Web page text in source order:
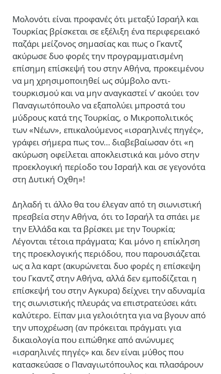
Μολονότι είναι προφανές ότι μεταξύ Ισραήλ και
Τουρκίας βρίσκεται σε εξέλιξη ένα περιφερειακό
παζάρι μείζονος σημασίας και πως ο Γκαντζ
ακύρωσε δυο φορές την προγραμματισμένη
επίσημη επίσκεψή του στην Αθήνα, προκειμένου
να μη χρησιμοποιηθεί ως σύμβολο αντι-
τουρκισμού και να μην αναγκαστεί ν’ ακούει τον
Παναγιωτόπουλο να εξαπολύει μπροστά του
μύδρους κατά της Τουρκίας, ο Μικροπολιτικός
των «Νέων», επικαλούμενος «ισραηλινές πηγές»,
γράφει σήμερα πως τον… διαβεβαίωσαν ότι «η
ακύρωση οφείλεται αποκλειστικά και μόνο στην
προεκλογική περίοδο του Ισραήλ και σε γεγονότα
στη Δυτική Οχθη»!
Δηλαδή τι άλλο θα του έλεγαν από τη σιωνιστική
πρεσβεία στην Αθήνα, ότι το Ισραήλ τα σπάει με
την Ελλάδα και τα βρίσκει με την Τουρκία;
Λέγονται τέτοια πράγματα; Και μόνο η επίκληση
της προεκλογικής περιόδου, που παρουσιάζεται
ως α λα καρτ (ακυρώνεται δυο φορές η επίσκεψη
του Γκαντζ στην Αθήνα, αλλά δεν εμποδίζεται η
επίσκεψή του στην Αγκυρα) δείχνει την αδυναμία
της σιωνιστικής πλευράς να επιστρατεύσει κάτι
καλύτερο. Είπαν μια γελοιότητα για να βγουν από
την υποχρέωση (αν πρόκειται πράγματι για
δικαιολογία που ειπώθηκε από ανώνυμες
«ισραηλινές πηγές» και δεν είναι μύθος που
κατασκεύασε ο Παναγιωτόπουλος και πλασάρουν